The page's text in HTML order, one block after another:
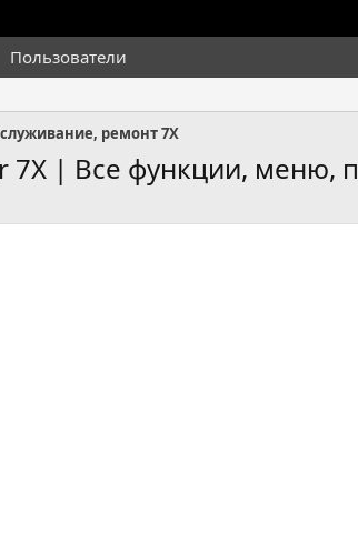
Пользователи
ремонт 7X
7X | Все функции, меню,